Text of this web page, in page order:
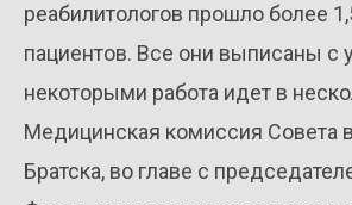
реабилитологов прошло более
пациентов. Все они выписаны с
некоторыми работа идет в
Медицинская комиссия Совета
Братска, во главе с